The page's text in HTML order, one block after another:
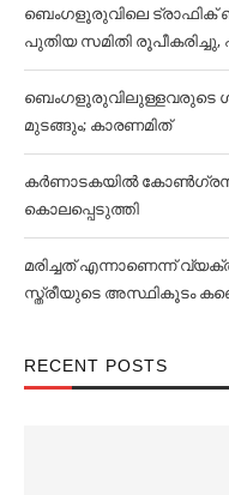
ബെംഗളൂരുവിലെ ട്രാഫിക്
പുതിയ സമിതി രൂപീകരിച്ചു,
ബെംഗളൂരുവിലുള്ളവരുടെ
മുടങ്ങും; കാരണമിത്
കര്‍ണാടകയില്‍ കോണ്‍ഗ്രസ്
കൊലപ്പെടുത്തി
മരിച്ചത് എന്നാണെന്ന്
സ്ത്രീയുടെ അസ്ഥികൂടം
RECENT POSTS